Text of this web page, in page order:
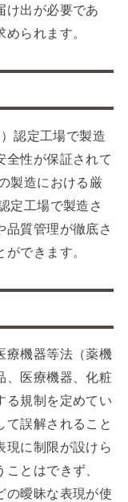
け出が必要であ
られます。
認定工場で製造
全性が保証されて
製造における厳
定工場で製造さ
品質管理が徹底さ
できます。
療機器等法（薬機
、医療機器、化粧
る規制を定めてい
て誤解されること
現に制限が設けら
とはできず、
の曖昧な表現が使